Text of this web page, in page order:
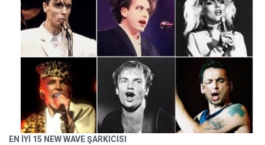
EN İYİ 15 NEW WAVE ŞARKICISI